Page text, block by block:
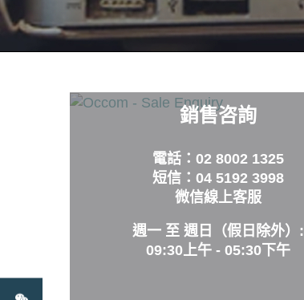
銷售咨詢
電話：02 8002 1325
短信：04 5192 3998
微信線上客服
週一 至 週日（假日除外）:
09:30上午 - 05:30下午